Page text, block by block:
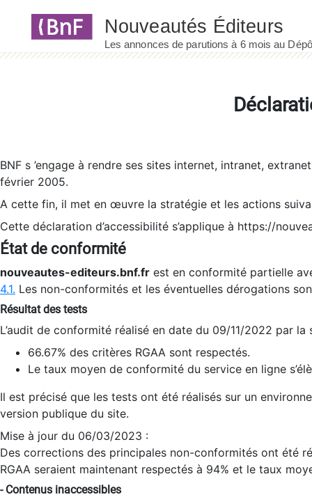
BNF s ’engage à rendre ses sites internet, intranet,
février 2005.
A cette fin, il met en œuvre la stratégie et les actions
Cette déclaration d’accessibilité s’applique à https://
État de conformité
nouveautes-editeurs.bnf.fr est en conformité partielle
4.1. Les non-conformités et les éventuelles dérogations
Résultat des tests
L’audit de conformité réalisé en date du 09/11/2022 par
66.67% des critères RGAA sont respectés.
Le taux moyen de conformité du service en ligne
Il est précisé que les tests ont été réalisés sur un
version publique du site.
Mise à jour du 06/03/2023 :
Des corrections des principales non-conformités ont été
RGAA seraient maintenant respectés à 94% et le taux
- Contenus inaccessibles